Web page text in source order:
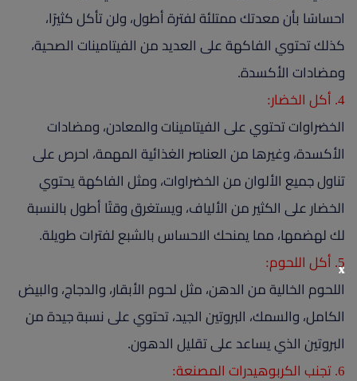
احساسًا بأن معدتك ممتلئة لفترة أطول، ولن تأكل كثيرًا،
كذلك تحتوي الفاكهة على العديد من الفيتامينات الصحية،
ومضادات الأكسدة.
4. أكل الخضار:
الخضراوات تحتوي على الفيتامينات والمعادن، ومضادات
الأكسدة، وغيرها من العناصر الغذائية المهمة، احرص على
تناول جميع الألوان من الخضراوات، ومثل الفاكهة يحتوي
الخضار على الكثير من الألياف، ويستغرق وقتًا أطول بالنسبة
لك لهضمها، مما يمنحك الاحساس بالشبع لفترات طويلة.
5. أكل اللحوم:
اللحوم الخالية من الدهن، مثل لحوم الأبقار، والدجاج، والبيض
الكامل، والسمك، البروتين الجيد، تحتوي على نسبة جيدة من
البروتين الذي يساعد على تقليل الدهون.
6. تجنب الكربوهيدرات المصنعة:
x